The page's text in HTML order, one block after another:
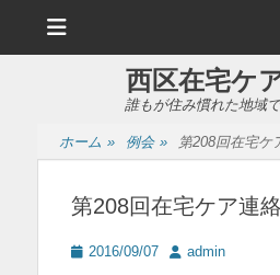
ュ
西区在宅ケ
誰もが住み慣れた地域
ホーム » 例会 » 第208回在宅ケ
第208回在宅ケア連
投 2016/09/07
投 admin